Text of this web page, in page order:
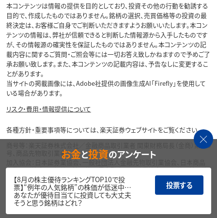
本コンテンツは情報の提供を目的としており、投資その他の行動を勧誘する
目的で、作成したものではありません。銘柄の選択、売買価格等の投資の最
終決定は、お客様ご自身でご判断いただきますようお願いいたします。本コン
テンツの情報は、弊社が信頼できると判断した情報源から入手したものです
が、その情報源の確実性を保証したものではありません。本コンテンツの記
載内容に関するご質問・ご照会等には一切お答え致しかねますので予めご了
承お願い致します。また、本コンテンツの記載内容は、予告なしに変更するこ
とがあります。
当サイトの掲載画像には、Adobe社提供の画像生成AI「Firefly」を使用して
いる場合があります。
リスク・費用・情報提供について
各種方針・重要事項等については、楽天証券ウェブサイトをご覧ください。
商号等：楽天証券株式会社／金融商品取引業者 関東財務局長（金商）第195
号、商品先物取引業者
加入協会：日本証券業協会、一般社団法人金融先物取引業協会、日本商品
先物取引協会、一般社団法人第二種金融商品取引業協会、一般社団法人資
産運用業協会
Copyright©
1999-2026 Rakuten Securities, Inc. All
お金と投資のアンケート
【8月の株主優待ランキングTOP10で投
票】“例年の人気銘柄”の株価が低迷中…
あなたが優待目当てに投資しても大丈夫
そうと思う銘柄はどれ？
投票する